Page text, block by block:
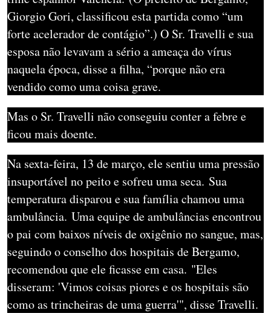
Giorgio Gori, classificou esta partida como “um
forte acelerador de contágio”.) O Sr. Travelli e sua
esposa não levavam a sério a ameaça do vírus
naquela época, disse a filha, “porque não era
vendido como uma coisa grave.
Mas o Sr. Travelli não conseguiu conter a febre e
ficou mais doente.
Na sexta-feira, 13 de março, ele sentiu uma pressão
insuportável no peito e sofreu uma seca. Sua
temperatura disparou e sua família chamou uma
ambulância. Uma equipe de ambulâncias encontrou
o pai com baixos níveis de oxigênio no sangue, mas,
seguindo o conselho dos hospitais de Bergamo,
recomendou que ele ficasse em casa. "Eles
disseram: 'Vimos coisas piores e os hospitais são
como as trincheiras de uma guerra'", disse Travelli.